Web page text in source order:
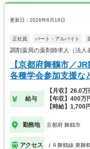
更新日：2026年6月18日
正社員 パート・アルバイト
調剤薬局の薬剤師求人（法
【京都府舞鶴市／
各種学会参加支援な
給与
【月収】26.0
【年収】400万
【時給】1,700
勤務地 京都府 舞鶴市
アクセス ＪＲ舞鶴線 東舞